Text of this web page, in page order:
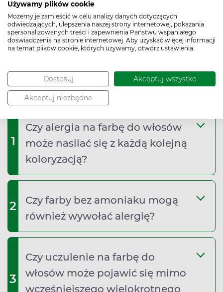
Używamy plików cookie
Możemy je zamieścić w celu analizy danych dotyczących
odwiedzających, ulepszenia naszej strony internetowej, pokazania
spersonalizowanych treści i zapewnienia Państwu wspaniałego
doświadczenia na stronie internetowej. Aby uzyskać więcej informacji
na temat plików cookie, których używamy, otwórz ustawienia.
Dostosuj Akceptuj wszystko
Akceptuj niezbędne
barierowymi chroniącymi skórę.
Uczulenie na farbę do włosów –
najczęściej zadawane pytania (FAQ)
1
Czy alergia na farbę do włosów
może nasilać się z każdą kolejną
koloryzacją?
2
Czy farby bez amoniaku mogą
również wywołać alergię?
3
Czy uczulenie na farbę do
włosów może pojawić się mimo
wcześniejszego wielokrotnego